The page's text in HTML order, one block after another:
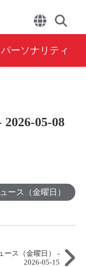
パーソナリティ
05-08
ース（金曜日）
ース（金曜日） -
2026-05-15